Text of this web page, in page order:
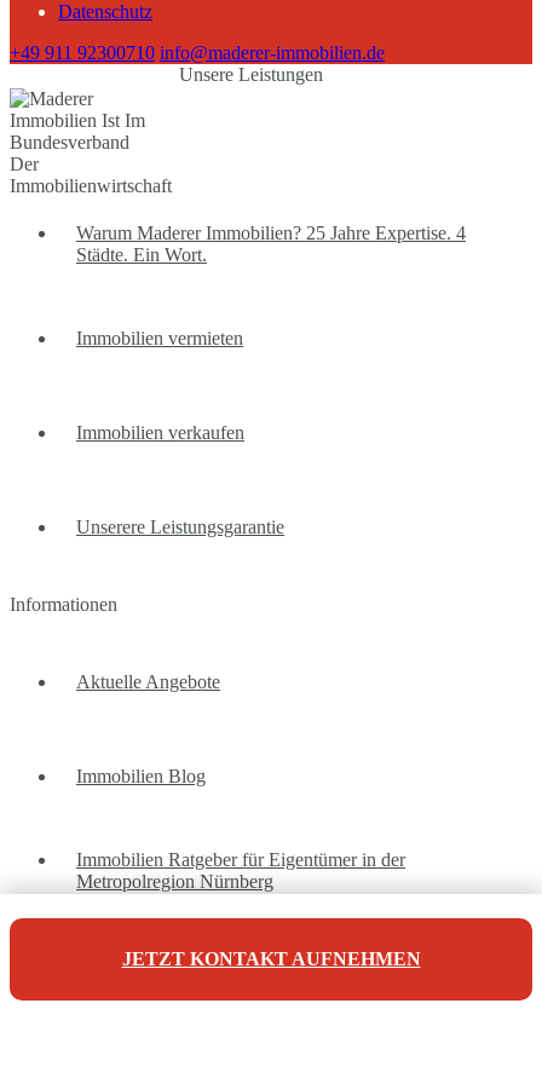
Datenschutz
+49 911 92300710 info@maderer-immobilien.de
JETZT KONTAKT AUFNEHMEN
Unsere Leistungen
Warum Maderer Immobilien? 25 Jahre Expertise. 4
Städte. Ein Wort.
Immobilien vermieten
Immobilien verkaufen
Unserere Leistungsgarantie
Informationen
Aktuelle Angebote
Immobilien Blog
Immobilien Ratgeber für Eigentümer in der
Metropolregion Nürnberg
Unsere Referenzen